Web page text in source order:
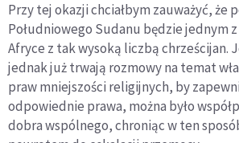
Przy tej okazji chciałbym zauważyć, że
Południowego Sudanu będzie jednym
Afryce z tak wysoką liczbą chrześcijan.
jednak już trwają rozmowy na temat
praw mniejszości religijnych, by
odpowiednie prawa, można było
dobra wspólnego, chroniąc w ten